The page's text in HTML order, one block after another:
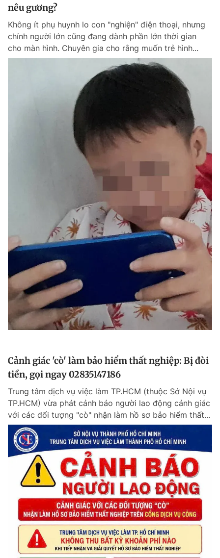
nêu gương?
Không ít phụ huynh lo con "nghiện" điện thoại, nhưng
chính người lớn cũng đang dành phần lớn thời gian
cho màn hình. Chuyên gia cho rằng muốn trẻ hình...
Cảnh giác 'cò' làm bảo hiểm thất nghiệp: Bị đòi
tiền, gọi ngay 02835147186
Trung tâm dịch vụ việc làm TP.HCM (thuộc Sở Nội vụ
TP.HCM) vừa phát cảnh báo người lao động cảnh giác
với các đối tượng "cò" nhận làm hồ sơ bảo hiểm thất...